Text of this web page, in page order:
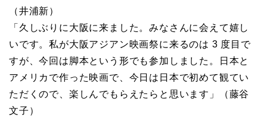
（井浦新）
「久しぶりに大阪に来ました。みなさんに会えて嬉し
いです。私が大阪アジアン映画祭に来るのは 3 度目で
すが、今回は脚本という形でも参加しました。日本と
アメリカで作った映画で、今日は日本で初めて観てい
ただくので、楽しんでもらえたらと思います」（藤谷
文子）